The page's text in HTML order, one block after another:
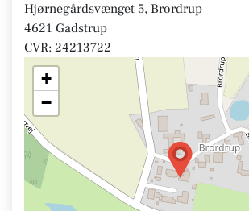
Hjørnegårdsvænget 5, Brordrup
4621 Gadstrup
CVR: 24213722
+
−